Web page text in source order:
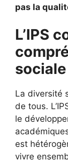
pas la
L’IPS
sociale
La diversité
de tous.
le
est
vivre